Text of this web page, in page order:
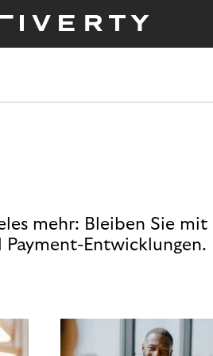
mehr: Bleiben Sie
Entwicklungen.